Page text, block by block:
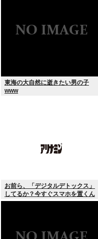
東海の大自然に逝きたい男の子
www
お前ら、「デジタルデトックス」
してるか？今すぐスマホを置くん
だ。